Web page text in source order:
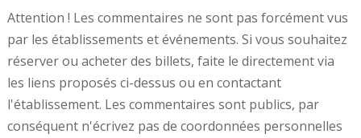
Attention ! Les commentaires ne sont pas forcément vus
par les établissements et événements. Si vous souhaitez
réserver ou acheter des billets, faite le directement via
les liens proposés ci-dessus ou en contactant
l'établissement. Les commentaires sont publics, par
conséquent n'écrivez pas de coordonnées personnelles